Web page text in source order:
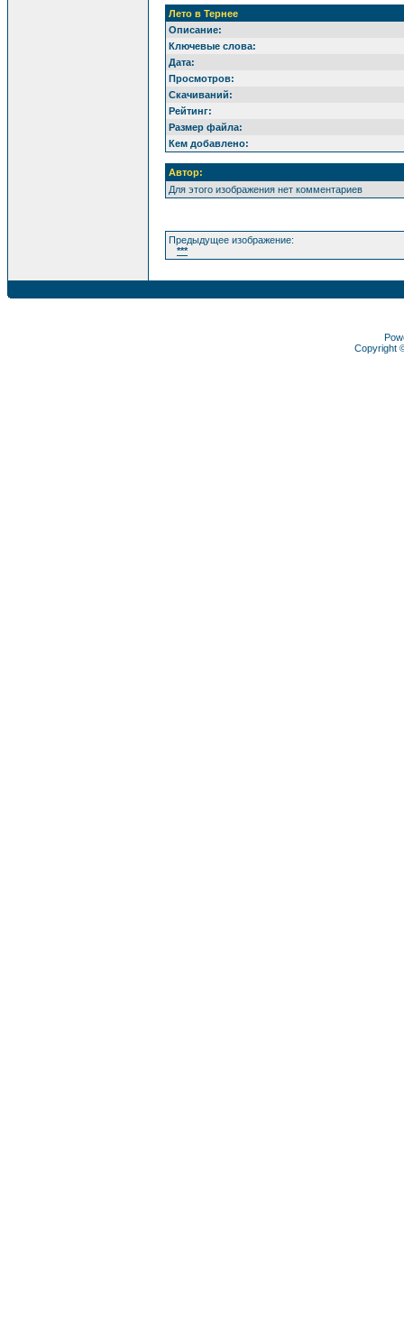
Лето в Тернее
Описание:
Ключевые слова:
Дата:
Просмотров:
Скачиваний:
Рейтинг:
Размер файла:
Кем добавлено:
Автор:
Для этого изображения нет комментариев
Предыдущее изображение:
***
Copyright